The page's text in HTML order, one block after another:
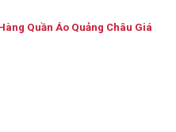
Quần Áo Quảng Châu Giá